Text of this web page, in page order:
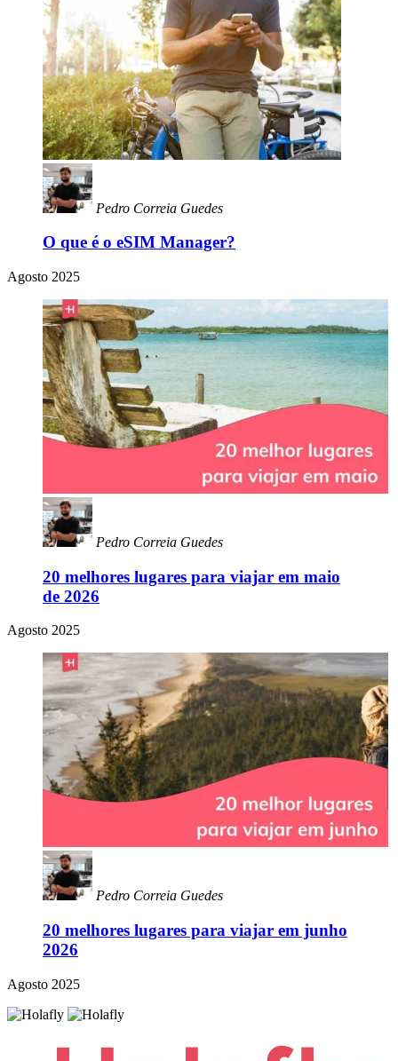
Pedro Correia Guedes
O que é o eSIM Manager?
Agosto 2025
Pedro Correia Guedes
20 melhores lugares para viajar em maio
de 2026
Agosto 2025
Pedro Correia Guedes
20 melhores lugares para viajar em junho
2026
Agosto 2025